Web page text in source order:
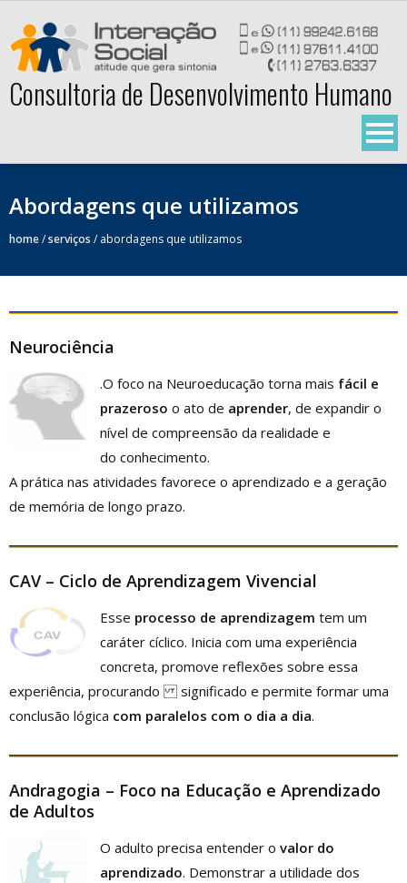
content
Consultoria de Desenvolvimento Humano
Abordagens que utilizamos
home/serviços /abordagens que utilizamos
Neurociência
.O foco na Neuroeducação torna mais fácil e
prazeroso o ato de aprender, de expandir o
nível de compreensão da realidade e
do conhecimento.
A prática nas atividades favorece o aprendizado e a geração
de memória de longo prazo.
CAV – Ciclo de Aprendizagem Vivencial
Esse processo de aprendizagem tem um
caráter cíclico. Inicia com uma experiência
concreta, promove reflexões sobre essa
experiência, procurando significado e permite formar uma
conclusão lógica com paralelos com o dia a dia.
Andragogia – Foco na Educação e Aprendizado
de Adultos
O adulto precisa entender o valor do
aprendizado. Demonstrar a utilidade dos